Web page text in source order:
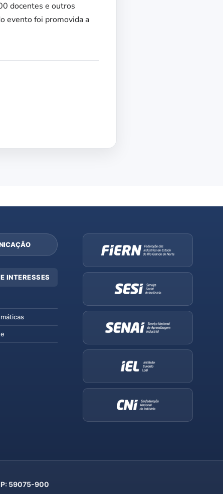
docentes e outros
evento foi promovida a
INTERESSES
59075-900